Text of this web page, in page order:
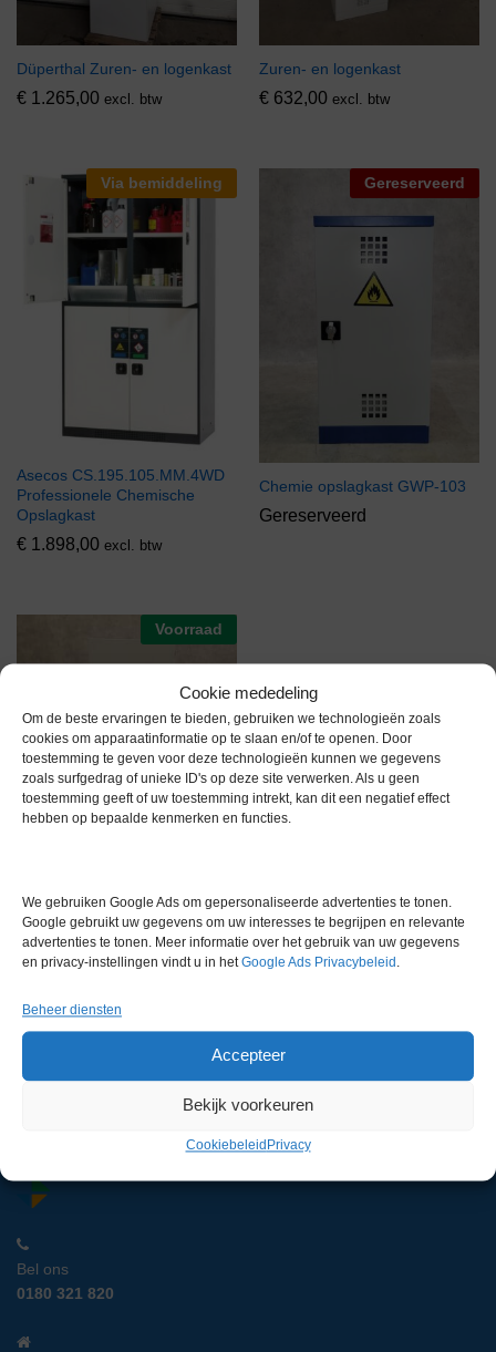
Cookie mededeling
Om de beste ervaringen te bieden, gebruiken we technologieën zoals
cookies om apparaatinformatie op te slaan en/of te openen. Door
toestemming te geven voor deze technologieën kunnen we gegevens
zoals surfgedrag of unieke ID's op deze site verwerken. Als u geen
toestemming geeft of uw toestemming intrekt, kan dit een negatief effect
hebben op bepaalde kenmerken en functies.
We gebruiken Google Ads om gepersonaliseerde advertenties te tonen.
Google gebruikt uw gegevens om uw interesses te begrijpen en relevante
advertenties te tonen. Meer informatie over het gebruik van uw gegevens
en privacy-instellingen vindt u in hetGoogle Ads Privacybeleid .
Beheer diensten
Accepteer
Bekijk voorkeuren
Cookiebeleid Privacy
Düperthal Zuren- en logenkast
€ 1.265,00 excl. btw
Zuren- en logenkast
€ 632,00 excl. btw
Via bemiddeling
Asecos CS.195.105.MM.4WD
Professionele Chemische
Opslagkast
€ 1.898,00 excl. btw
Gereserveerd
Chemie opslagkast GWP-103
Gereserveerd
Voorraad
Wesemann Zuren- en
logenkast
Bel ons
0180 321 820